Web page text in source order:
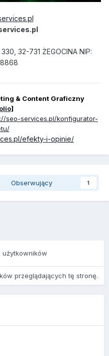
32-731 ŻEGOCINA NIP:
& Content Graficzny
]
seo-services.pl/konfigurator-
efekty-i-opinie/
Obserwujący 1
użytkowników
przeglądających tę stronę.